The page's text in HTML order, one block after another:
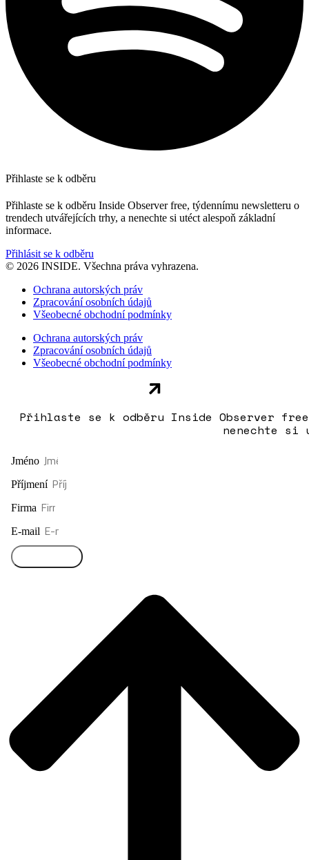
Přihlaste se k odběru
Přihlaste se k odběru Inside Observer free, týdennímu newsletteru o
trendech utvářejících trhy, a nenechte si utéct alespoň základní
informace.
Přihlásit se k odběru
© 2026 INSIDE. Všechna práva vyhrazena.
Ochrana autorských práv
Zpracování osobních údajů
Všeobecné obchodní podmínky
Ochrana autorských práv
Zpracování osobních údajů
Všeobecné obchodní podmínky
Přihlaste se k odběru Inside Observer
nenechte si
Jméno
Příjmení
Firma
E-mail